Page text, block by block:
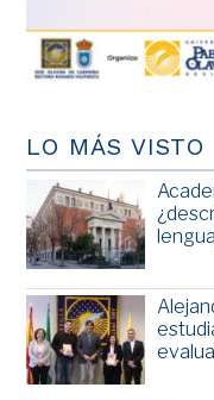
LO MÁS VISTO